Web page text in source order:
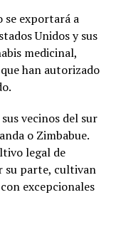
se exportará a
Unidos y sus
medicinal,
han autorizado
vecinos del sur
o Zimbabue.
legal de
su parte, cultivan
excepcionales